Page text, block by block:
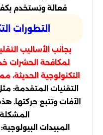
فعالة وتستخدم
التطورات
بجانب الأساليب
لمكافحة الحشرات
التكنولوجية الحديثة،
التقنيات المتقدمة:
الآفات وتتبع حركتها.
المبيدات